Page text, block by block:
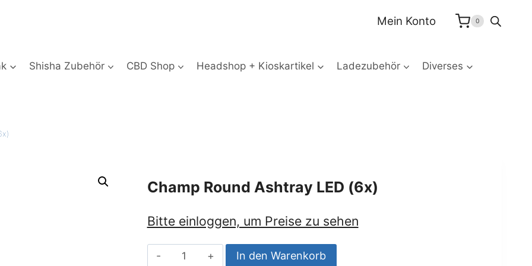
Mein Konto 0
Shisha Zubehör CBD Shop Headshop + Kioskartikel Ladezubehör Diverses
Champ Round Ashtray LED (6x)
Bitte einloggen, um Preise zu sehen
Champ
In den Warenkorb